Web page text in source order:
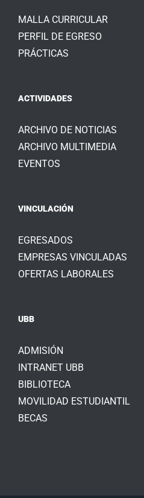
MALLA CURRICULAR
PERFIL DE EGRESO
PRÁCTICAS
ACTIVIDADES
ARCHIVO DE NOTICIAS
ARCHIVO MULTIMEDIA
EVENTOS
VINCULACIÓN
EGRESADOS
EMPRESAS VINCULADAS
OFERTAS LABORALES
UBB
ADMISIÓN
INTRANET UBB
BIBLIOTECA
MOVILIDAD ESTUDIANTIL
BECAS